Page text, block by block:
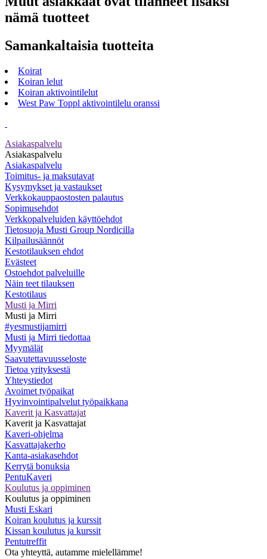
nämä tuotteet
Samankaltaisia tuotteita
Koirat
Koiran lelut
Koiran aktivointilelut
West Paw Toppl aktivointilelu oranssi
Asiakaspalvelu
Asiakaspalvelu
Asiakaspalvelu
Toimitus- ja maksutavat
Kysymykset ja vastaukset
Verkkokauppaostosten palautus
Sopimusehdot
Verkkopalveluiden käyttöehdot
Tietosuoja Musti Group Nordicilla
Kilpailusäännöt
Kestotilauksen ehdot
Evästeet
Ostoehdot palveluille
Näin teet tilauksen
Kestotilaus
Musti ja Mirri
Musti ja Mirri
#yesmustijamirri
Musti ja Mirri tiedottaa
Myymälät
Saavutettavuusseloste
Tietoa yrityksestä
Yhteystiedot
Avoimet työpaikat
Hyvinvointipalvelut työpaikkana
Kaverit ja Kasvattajat
Kaverit ja Kasvattajat
Kaveri-ohjelma
Kasvattajakerho
Kanta-asiakasehdot
Kerrytä bonuksia
PentuKaveri
Koulutus ja oppiminen
Koulutus ja oppiminen
Musti Eskari
Koiran koulutus ja kurssit
Kissan koulutus ja kurssit
Pentutreffit
Ota yhteyttä, autamme mielellämme!